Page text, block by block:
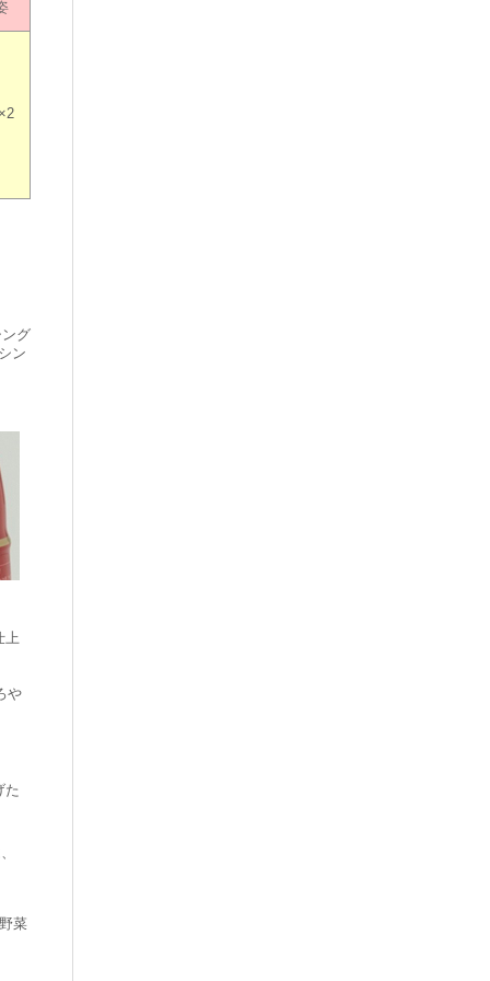
グ
ン
上
や
た
菜